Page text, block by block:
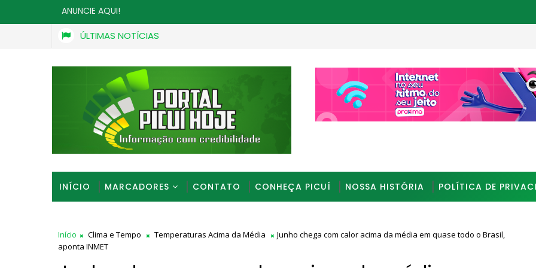
ANUNCIE AQUI!
ÚLTIMAS NOTÍCIAS
INÍCIO MARCADORES CONTATO CONHEÇA PICUÍ NOSSA HISTÓRIA POLÍTICA DE
Início Clima e Tempo Temperaturas Acima da Média
Junho chega com calor acima da média em quase todo o Brasil,
aponta INMET